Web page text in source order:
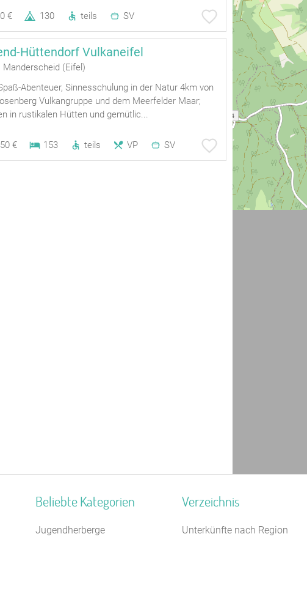
€ 130 teils SV
Hüttendorf Vulkaneifel
Manderscheid (Eifel)
Abenteuer, Sinnesschulung in der Natur 4km von
Vulkangruppe und dem Meerfelder Maar;
in rustikalen Hütten und gemütlic...
€ 153 teils VP SV
Beliebte Kategorien
Jugendherberge
Verzeichnis
Unterkünfte nach Region